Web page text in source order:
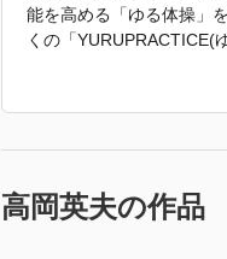
能を高める「ゆる体操」
くの「YURUPRACTICE(
がる!』『高岡式超最強の
「2022年 『内転筋軸トレ
高岡英夫の作品